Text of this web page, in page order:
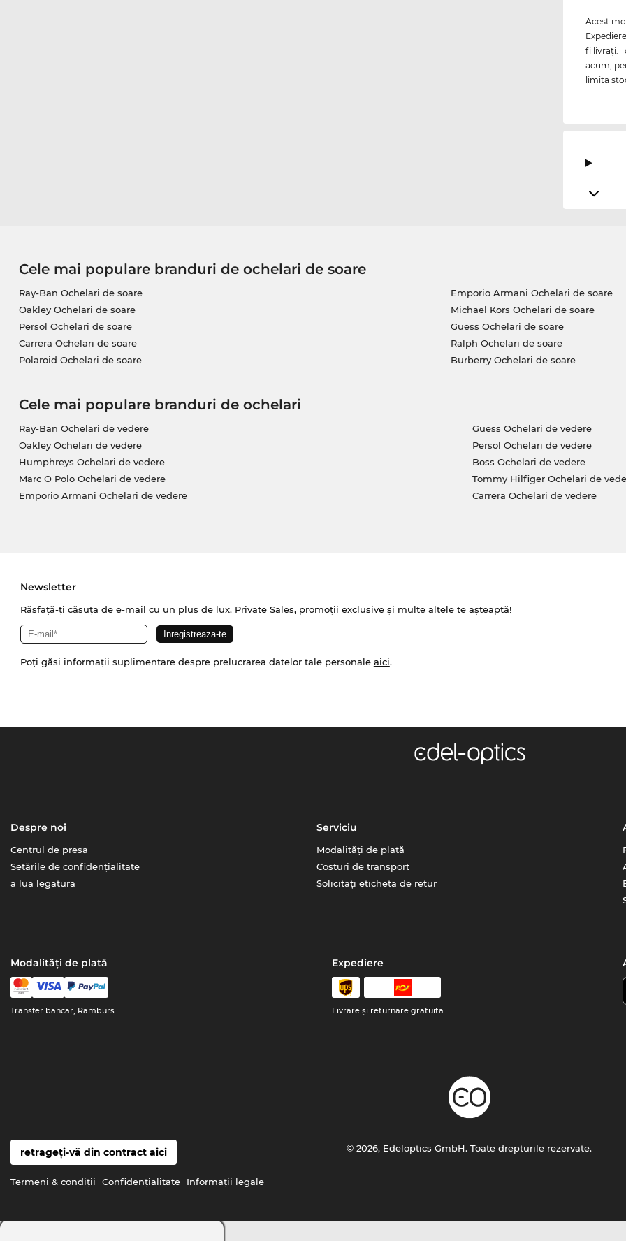
Acest
fi livraţi.
acum,
limita
Cele mai populare branduri de ochelari de soare
Ray-Ban Ochelari de soare
Oakley Ochelari de soare
Persol Ochelari de soare
Carrera Ochelari de soare
Polaroid Ochelari de soare
Emporio Armani Ochelari de soare
Michael Kors Ochelari de soare
Guess Ochelari de soare
Ralph Ochelari de soare
Burberry Ochelari de soare
Cele mai populare branduri de ochelari
Ray-Ban Ochelari de vedere
Oakley Ochelari de vedere
Humphreys Ochelari de vedere
Marc O Polo Ochelari de vedere
Emporio Armani Ochelari de vedere
Guess Ochelari de vedere
Persol Ochelari de vedere
Boss Ochelari de vedere
Tommy Hilfiger Ochelari de
Carrera Ochelari de vedere
Newsletter
Răsfață-ți căsuța de e-mail cu un plus de lux. Private Sales, promoții exclusive și multe altele te așteaptă!
Poți găsi informații suplimentare despre prelucrarea datelor tale personale aici.
Despre noi
Centrul de presa
Setările de confidențialitate
a lua legatura
Serviciu
Modalități de plată
Costuri de transport
Solicitați eticheta de retur
Modalități de plată
Transfer bancar, Ramburs
Expediere
Livrare şi returnare gratuita
retrageți-vă din contract aici
Termeni & condiţii Confidenţialitate Informaţii legale
© 2026, Edeloptics GmbH. Toate drepturile rezervate.